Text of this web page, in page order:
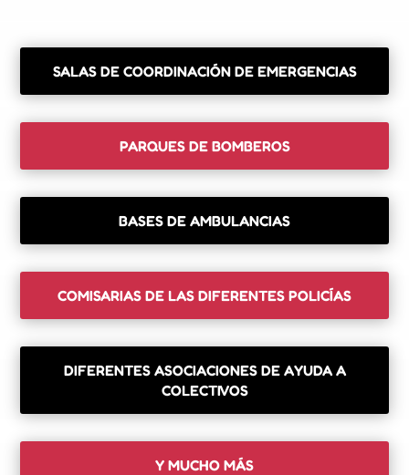
SALAS DE COORDINACIÓN DE EMERGENCIAS
PARQUES DE BOMBEROS
BASES DE AMBULANCIAS
COMISARIAS DE LAS DIFERENTES POLICÍAS
DIFERENTES ASOCIACIONES DE AYUDA A
COLECTIVOS
Y MUCHO MÁS